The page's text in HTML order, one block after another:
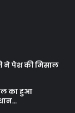
ने पेश की मिसाल
का हुआ